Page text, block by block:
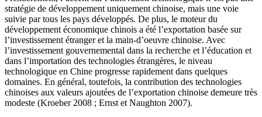
stratégie de développement uniquement chinoise, mais une voie
suivie par tous les pays développés. De plus, le moteur du
développement économique chinois a été l’exportation basée sur
l’investissement étranger et la main-d’oeuvre chinoise. Avec
l’investissement gouvernemental dans la recherche et l’éducation et
dans l’importation des technologies étrangères, le niveau
technologique en Chine progresse rapidement dans quelques
domaines. En général, toutefois, la contribution des technologies
chinoises aux valeurs ajoutées de l’exportation chinoise demeure très
modeste (Kroeber 2008 ; Ernst et Naughton 2007).